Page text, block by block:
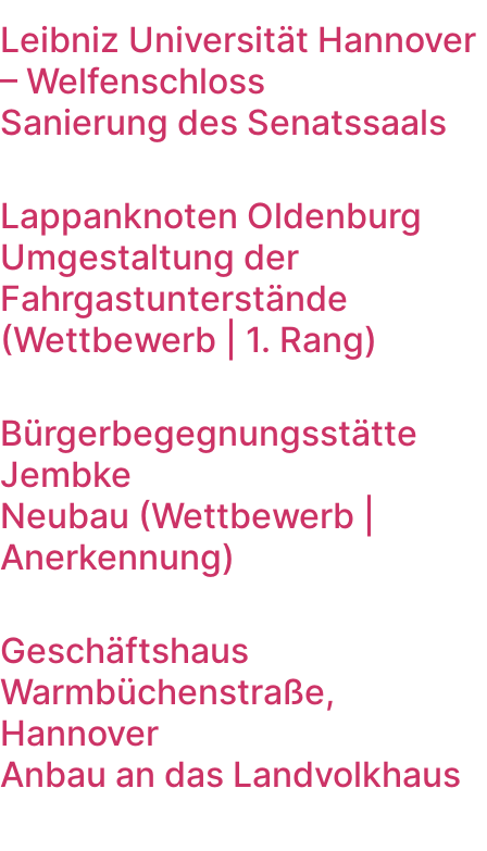
Leibniz Universität Hannover
– Welfenschloss
Sanierung des Senatssaals
Lappanknoten Oldenburg
Umgestaltung der
Fahrgastunterstände
(Wettbewerb | 1. Rang)
Bürgerbegegnungsstätte
Jembke
Neubau (Wettbewerb |
Anerkennung)
Geschäftshaus
Warmbüchenstraße,
Hannover
Anbau an das Landvolkhaus